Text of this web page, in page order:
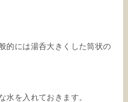
的には湯呑大きくした筒状の
水を入れておきます。